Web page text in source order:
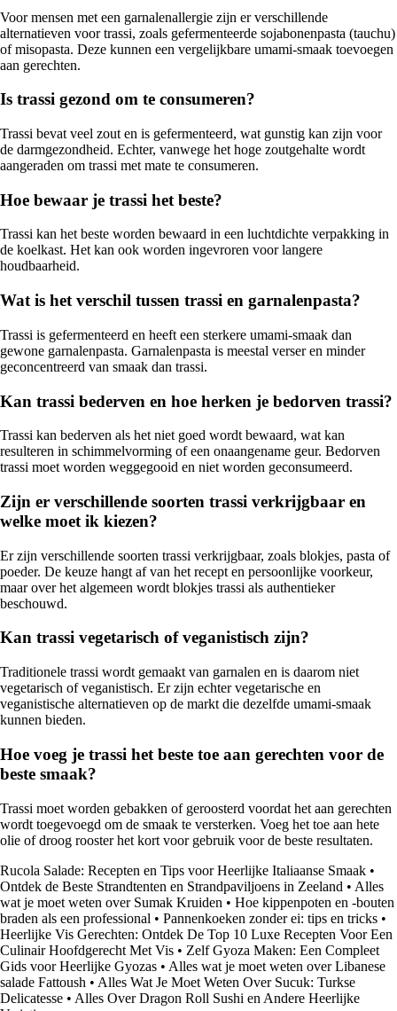
Voor mensen met een garnalenallergie zijn er verschillende
alternatieven voor trassi, zoals gefermenteerde sojabonenpasta (tauchu)
of misopasta. Deze kunnen een vergelijkbare umami-smaak toevoegen
aan gerechten.
Is trassi gezond om te consumeren?
Trassi bevat veel zout en is gefermenteerd, wat gunstig kan zijn voor
de darmgezondheid. Echter, vanwege het hoge zoutgehalte wordt
aangeraden om trassi met mate te consumeren.
Hoe bewaar je trassi het beste?
Trassi kan het beste worden bewaard in een luchtdichte verpakking in
de koelkast. Het kan ook worden ingevroren voor langere
houdbaarheid.
Wat is het verschil tussen trassi en garnalenpasta?
Trassi is gefermenteerd en heeft een sterkere umami-smaak dan
gewone garnalenpasta. Garnalenpasta is meestal verser en minder
geconcentreerd van smaak dan trassi.
Kan trassi bederven en hoe herken je bedorven trassi?
Trassi kan bederven als het niet goed wordt bewaard, wat kan
resulteren in schimmelvorming of een onaangename geur. Bedorven
trassi moet worden weggegooid en niet worden geconsumeerd.
Zijn er verschillende soorten trassi verkrijgbaar en
welke moet ik kiezen?
Er zijn verschillende soorten trassi verkrijgbaar, zoals blokjes, pasta of
poeder. De keuze hangt af van het recept en persoonlijke voorkeur,
maar over het algemeen wordt blokjes trassi als authentieker
beschouwd.
Kan trassi vegetarisch of veganistisch zijn?
Traditionele trassi wordt gemaakt van garnalen en is daarom niet
vegetarisch of veganistisch. Er zijn echter vegetarische en
veganistische alternatieven op de markt die dezelfde umami-smaak
kunnen bieden.
Hoe voeg je trassi het beste toe aan gerechten voor de
beste smaak?
Trassi moet worden gebakken of geroosterd voordat het aan gerechten
wordt toegevoegd om de smaak te versterken. Voeg het toe aan hete
olie of droog rooster het kort voor gebruik voor de beste resultaten.
Rucola Salade: Recepten en Tips voor Heerlijke Italiaanse Smaak •
Ontdek de Beste Strandtenten en Strandpaviljoens in Zeeland • Alles
wat je moet weten over Sumak Kruiden • Hoe kippenpoten en -bouten
braden als een professional • Pannenkoeken zonder ei: tips en tricks •
Heerlijke Vis Gerechten: Ontdek De Top 10 Luxe Recepten Voor Een
Culinair Hoofdgerecht Met Vis • Zelf Gyoza Maken: Een Compleet
Gids voor Heerlijke Gyozas • Alles wat je moet weten over Libanese
salade Fattoush • Alles Wat Je Moet Weten Over Sucuk: Turkse
Delicatesse • Alles Over Dragon Roll Sushi en Andere Heerlijke